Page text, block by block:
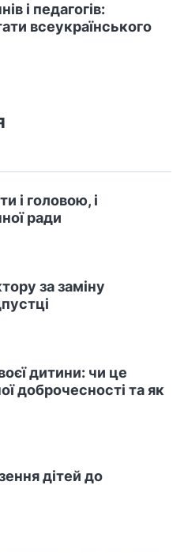
і педагогів:
всеукраїнського
і головою, і
ради
за заміну
дитини: чи це
доброчесності та як
дітей до